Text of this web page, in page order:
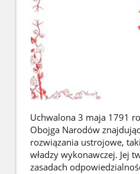
Uchwalona 3 maja 1791
Obojga Narodów
rozwiązania ustrojowe,
władzy wykonawczej. Jej
zasadach